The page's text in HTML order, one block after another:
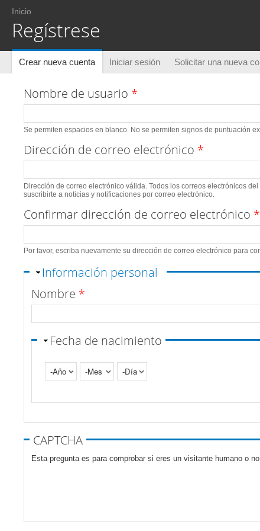
Usted está aquí
Inicio
Regístrese
Solapas principales
Crear nueva cuenta (solapa activa)
Iniciar sesión Solicitar una nueva
Nombre de usuario *
Se permiten espacios en blanco. No se permiten signos de puntuación
Dirección de correo electrónico *
Dirección de correo electrónico válida. Todos los correos electrónicos
suscribirte a noticias y notificaciones por correo electrónico.
Confirmar dirección de correo electrónico *
Por favor, escriba nuevamente su dirección de correo electrónico para
Ocultar
Información personal
Nombre *
Fecha de nacimiento
Año
Mes Día
Pestañas verticales
CAPTCHA
Esta pregunta es para comprobar si eres un visitante humano o